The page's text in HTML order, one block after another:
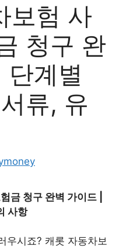
보험 사
청구 완
계별
류, 유
금 청구 완벽 가이드 |
사항
우시죠? 캐롯 자동차보